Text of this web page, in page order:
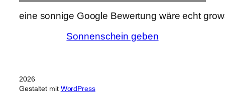
eine sonnige Google Bewertung wäre echt
Sonnenschein geben
2026
Gestaltet mit WordPress